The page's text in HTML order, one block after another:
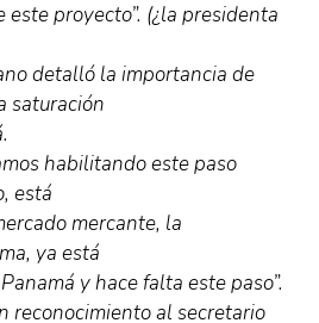
proyecto”. (¿la presidenta
detalló la importancia de
saturación
habilitando este paso
está
mercante, la
ya está
y hace falta este paso”.
reconocimiento al secretario